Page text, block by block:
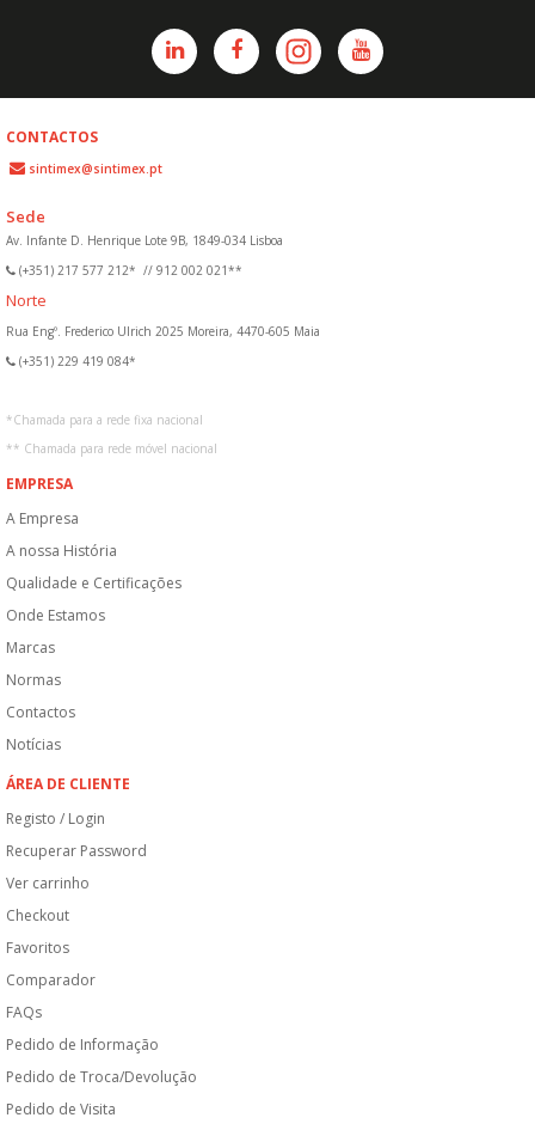
CONTACTOS
sintimex@sintimex.pt
Sede
Av. Infante D. Henrique Lote 9B, 1849-034 Lisboa
(+351) 217 577 212* // 912 002 021**
Norte
Rua Engº. Frederico Ulrich 2025 Moreira, 4470-605 Maia
(+351) 229 419 084*
*Chamada para a rede fixa nacional
** Chamada para rede móvel nacional
EMPRESA
A Empresa
A nossa História
Qualidade e Certificações
Onde Estamos
Marcas
Normas
Contactos
Notícias
ÁREA DE CLIENTE
Registo / Login
Recuperar Password
Ver carrinho
Checkout
Favoritos
Comparador
FAQs
Pedido de Informação
Pedido de Troca/Devolução
Pedido de Visita